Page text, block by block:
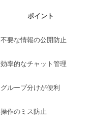
ポイント
不要な情報の公開防止
効率的なチャット管理
グループ分けが便利
操作のミス防止